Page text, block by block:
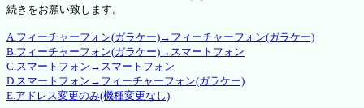
続きをお願い致します。
A.フィーチャーフォン(ガラケー)→フィーチャーフォン(ガラケー)
B.フィーチャーフォン(ガラケー)→スマートフォン
C.スマートフォン→スマートフォン
D.スマートフォン→フィーチャーフォン(ガラケー)
E.アドレス変更のみ(機種変更なし)